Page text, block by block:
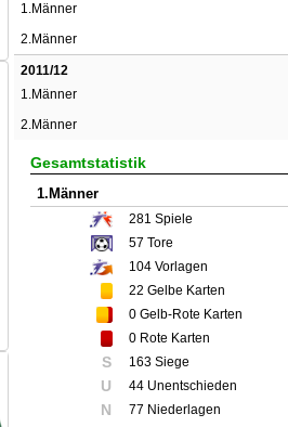
1.Männer
2.Männer
2011/12
1.Männer
2.Männer
Gesamtstatistik
1.Männer
281 Spiele
57 Tore
104 Vorlagen
22 Gelbe Karten
0 Gelb-Rote Karten
0 Rote Karten
S 163 Siege
U 44 Unentschieden
N 77 Niederlagen